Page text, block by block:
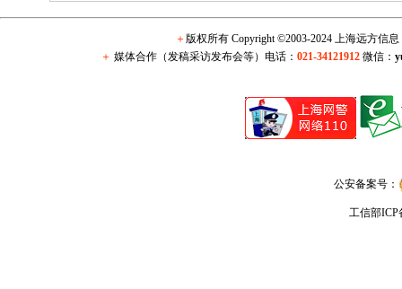
＋版权所有 Copyright ©2003-2024 上海远方信
＋ 媒体合作（发稿采访发布会等）电话：021-34121912 微信：
公安备案号：
工信部ICP